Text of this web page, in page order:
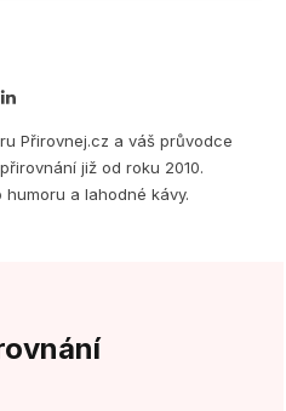
LinkedIn
Přirovnej.cz a váš průvodce
již od roku 2010.
humoru a lahodné kávy.